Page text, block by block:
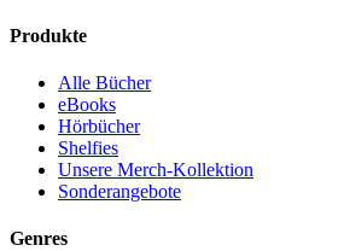
Produkte
Alle Bücher
eBooks
Hörbücher
Shelfies
Unsere Merch-Kollektion
Sonderangebote
Genres